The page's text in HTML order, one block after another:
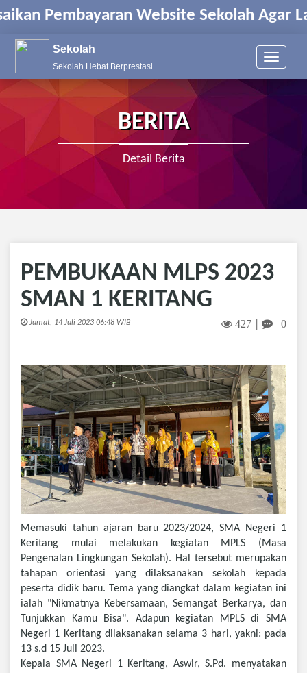
Pembayaran Website Sekolah Agar
T
o
a
n
Sekolah
Sekolah Hebat Berprestasi
BERITA
Detail Berita
PEMBUKAAN MLPS 2023
SMAN 1 KERITANG
Jumat, 14 Juli 2023 06:48 WIB 427 0
Memasuki tahun ajaran baru 2023/2024, SMA Negeri 1
Keritang mulai melakukan kegiatan MPLS (Masa
Pengenalan Lingkungan Sekolah). Hal tersebut merupakan
tahapan orientasi yang dilaksanakan sekolah kepada
peserta didik baru. Tema yang diangkat dalam kegiatan ini
ialah "Nikmatnya Kebersamaan, Semangat Berkarya, dan
Tunjukkan Kamu Bisa". Adapun kegiatan MPLS di SMA
Negeri 1 Keritang dilaksanakan selama 3 hari, yakni: pada
13 s.d 15 Juli 2023.
Kepala SMA Negeri 1 Keritang, Aswir, S.Pd. menyatakan